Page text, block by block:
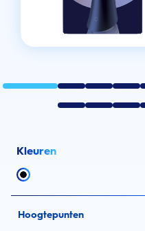
Kleuren
Hoogtepunten